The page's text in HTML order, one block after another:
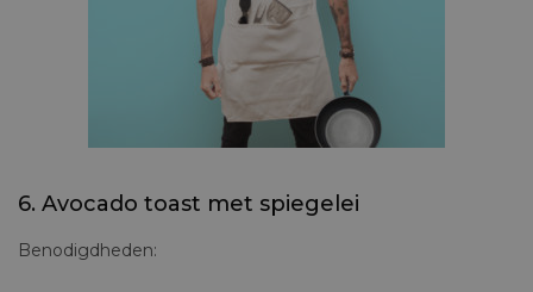
KEUKEN REBEL – €29,95
6. Avocado toast met spiegelei
Benodigdheden: